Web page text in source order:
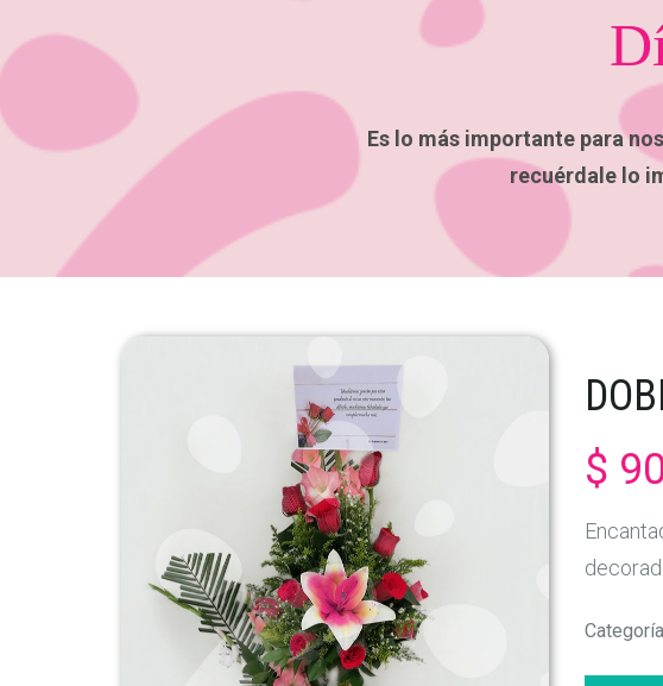
Es lo más importante para
recuérdale lo
$